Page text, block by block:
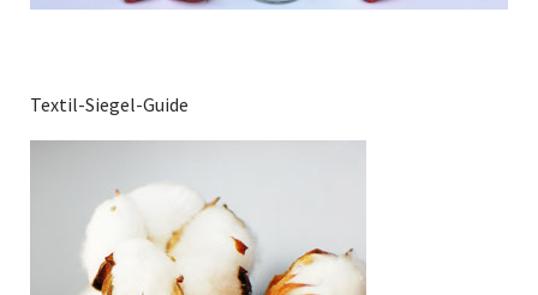
Textil-Siegel-Guide